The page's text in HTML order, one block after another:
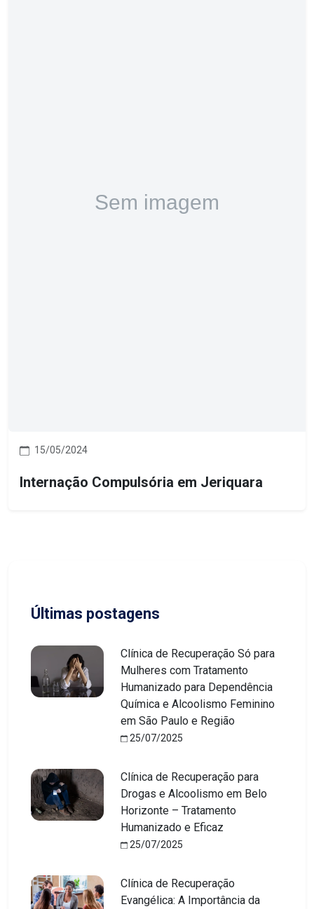
15/05/2024
Internação Compulsória em Jeriquara
Últimas postagens
Clínica de Recuperação Só para
Mulheres com Tratamento
Humanizado para Dependência
Química e Alcoolismo Feminino
em São Paulo e Região
25/07/2025
Clínica de Recuperação para
Drogas e Alcoolismo em Belo
Horizonte – Tratamento
Humanizado e Eficaz
25/07/2025
Clínica de Recuperação
Evangélica: A Importância da